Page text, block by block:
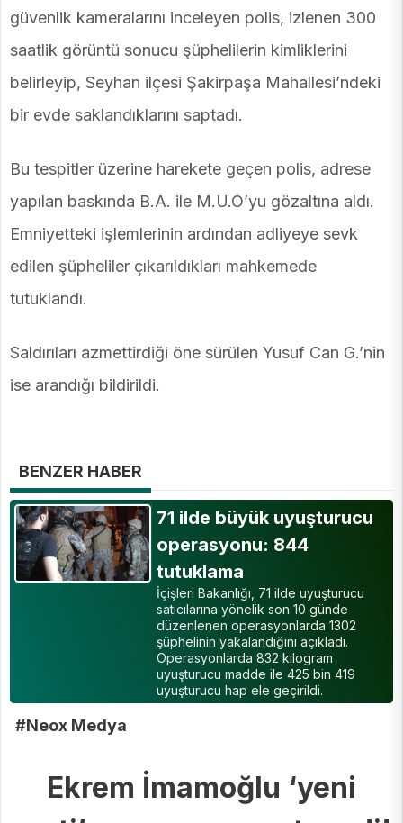
güvenlik kameralarını inceleyen polis, izlenen 300
saatlik görüntü sonucu şüphelilerin kimliklerini
belirleyip, Seyhan ilçesi Şakirpaşa Mahallesi’ndeki
bir evde saklandıklarını saptadı.
Bu tespitler üzerine harekete geçen polis, adrese
yapılan baskında B.A. ile M.U.O’yu gözaltına aldı.
Emniyetteki işlemlerinin ardından adliyeye sevk
edilen şüpheliler çıkarıldıkları mahkemede
tutuklandı.
Saldırıları azmettirdiği öne sürülen Yusuf Can G.’nin
ise arandığı bildirildi.
BENZER HABER
71 ilde büyük uyuşturucu
operasyonu: 844
tutuklama
İçişleri Bakanlığı, 71 ilde uyuşturucu
satıcılarına yönelik son 10 günde
düzenlenen operasyonlarda 1302
şüphelinin yakalandığını açıkladı.
Operasyonlarda 832 kilogram
uyuşturucu madde ile 425 bin 419
uyuşturucu hap ele geçirildi.
#Neox Medya
Ekrem İmamoğlu ‘yeni